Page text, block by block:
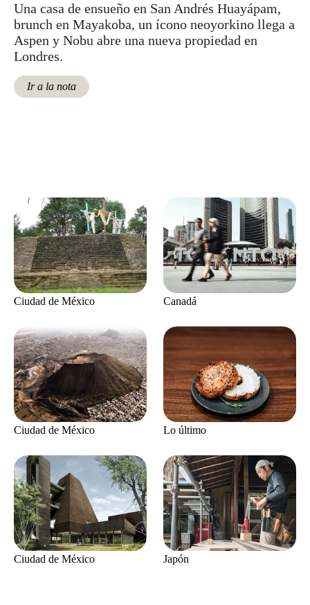
Una casa de ensueño en San Andrés Huayápam,
brunch en Mayakoba, un ícono neoyorkino llega a
Aspen y Nobu abre una nueva propiedad en
Londres.
Ir a la nota
Ciudad de México Canadá
Ciudad de México Lo último
Ciudad de México Japón